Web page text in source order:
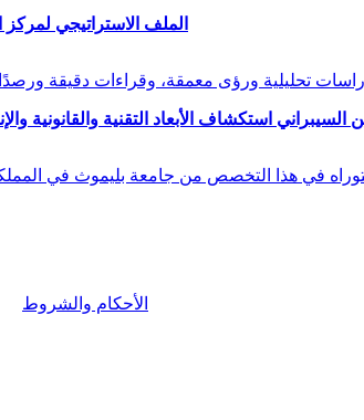
الملف الاستراتيجي لمركز
السيبراني استكشاف الأبعاد التقنية والقانونية
في هذا التخصص من جامعة بليموث في
الأحكام والشروط